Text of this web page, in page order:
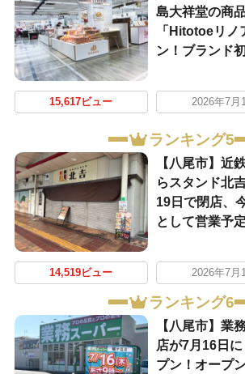
島大祥堂の商
「Hitotoeリノ
ン！ブランド
15,617ビュー 2026年7月
ランキング5
【八尾市】近
らスタンド北
19日で閉店、
として営業予定
14,519ビュー 2026年7月
ランキング6
【八尾市】業
店が7月16日
プン！オープ